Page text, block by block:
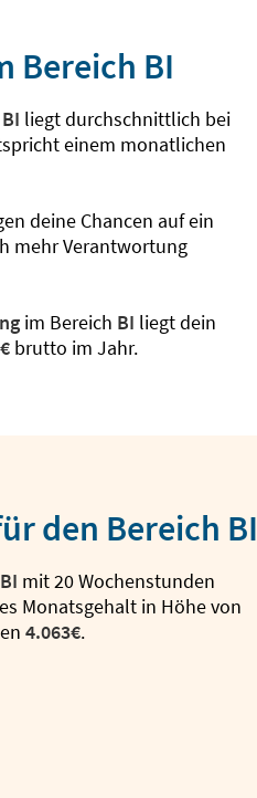
Bereich BI
BI liegt durchschnittlich bei
einem monatlichen
deine Chancen auf ein
mehr Verantwortung
im Bereich BI liegt dein
brutto im Jahr.
den Bereich BI
BI mit 20 Wochenstunden
Monatsgehalt in Höhe von
4.063€.